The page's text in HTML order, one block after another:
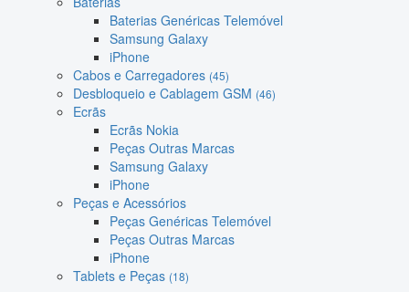
Baterias Genéricas Telemóvel
Samsung Galaxy
iPhone
Cabos e Carregadores (45)
Desbloqueio e Cablagem GSM (46)
Ecrãs
Ecrãs Nokia
Peças Outras Marcas
Samsung Galaxy
iPhone
Peças e Acessórios
Peças Genéricas Telemóvel
Peças Outras Marcas
iPhone
Tablets e Peças (18)